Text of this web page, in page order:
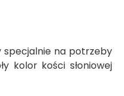
specjalnie na potrzeby
kolor kości słoniowej